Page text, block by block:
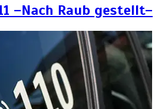
–Nach Raub gestellt–